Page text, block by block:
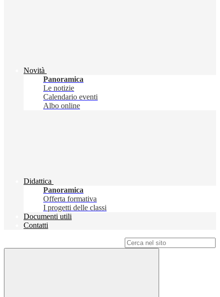
Novità
Panoramica
Le notizie
Calendario eventi
Albo online
Didattica
Panoramica
Offerta formativa
I progetti delle classi
Documenti utili
Contatti